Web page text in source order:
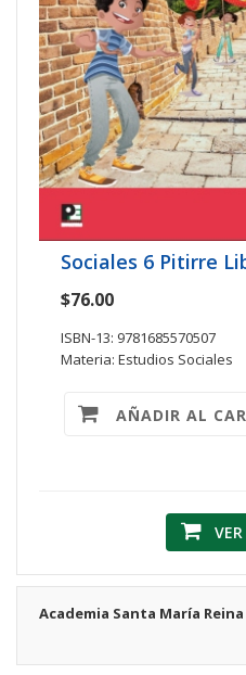
Sociales 6 Pitirre
$76.00
ISBN-13: 9781685570507
Materia: Estudios Sociales
AÑADIR AL
Academia Santa María